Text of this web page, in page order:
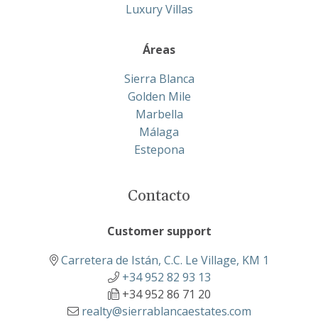
Luxury Villas
Áreas
Sierra Blanca
Golden Mile
Marbella
Málaga
Estepona
Contacto
Customer support
Carretera de Istán, C.C. Le Village, KM 1
+34 952 82 93 13
+34 952 86 71 20
realty@sierrablancaestates.com